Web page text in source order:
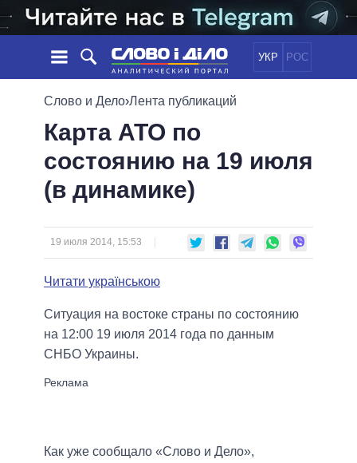
УКР РОС
НОВОСТИ
ЛЕНТА
СОБЫТИЯ
СТАТЬИ
МНЕНИЯ
ОБЗОРЫ
ПОЛИТИКА
ЭКОНОМИКА
ОБЩЕСТВО
МИР
ОБЕЩАНИЯ
ПОЛИТИКИ
ВСЕ ПОЛИТИКИ
ПРЕЗИДЕНТ И ОФИС
КАБИНЕТ МИНИСТРОВ
МЭРЫ
ВСЕ ПЕРСОНЫ
ИНФОГРАФИКА
ВИДЕО
ПОДДЕРЖАТЬ
СРАВНЕНИЕ ПОЛИТИКОВ
Слово и Дело›Лента публикаций
Карта АТО по
состоянию на 19 июля
(в динамике)
19 июля 2014, 15:53
Читати українською
Ситуация на востоке страны по состоянию
на 12:00 19 июля 2014 года по данным
СНБО Украины.
Как уже сообщало «Слово и Дело»,